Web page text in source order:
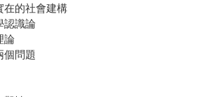
的社會建構
識論
論
問題